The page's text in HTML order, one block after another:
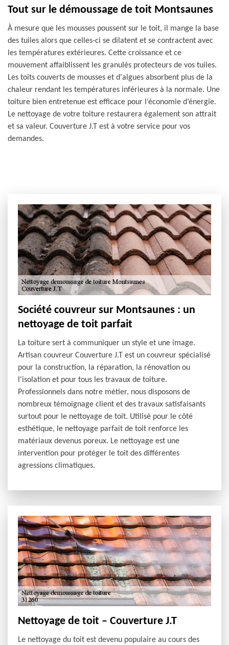
Tout sur le démoussage de toit Montsaunes
À mesure que les mousses poussent sur le toit, il mange la base
des tuiles alors que celles-ci se dilatent et se contractent avec
les températures extérieures. Cette croissance et ce
mouvement affaiblissent les granulés protecteurs de vos tuiles.
Les toits couverts de mousses et d'algues absorbent plus de la
chaleur rendant les températures inférieures à la normale. Une
toiture bien entretenue est efficace pour l’économie d’énergie.
Le nettoyage de votre toiture restaurera également son attrait
et sa valeur. Couverture J.T est à votre service pour vos
demandes.
Société couvreur sur Montsaunes : un
nettoyage de toit parfait
La toiture sert à communiquer un style et une image.
Artisan couvreur Couverture J.T est un couvreur spécialisé
pour la construction, la réparation, la rénovation ou
l'isolation et pour tous les travaux de toiture.
Professionnels dans notre métier, nous disposons de
nombreux témoignage client et des travaux satisfaisants
surtout pour le nettoyage de toit. Utilisé pour le côté
esthétique, le nettoyage parfait de toit renforce les
matériaux devenus poreux. Le nettoyage est une
intervention pour protéger le toit des différentes
agressions climatiques.
Nettoyage de toit – Couverture J.T
Le nettoyage du toit est devenu populaire au cours des